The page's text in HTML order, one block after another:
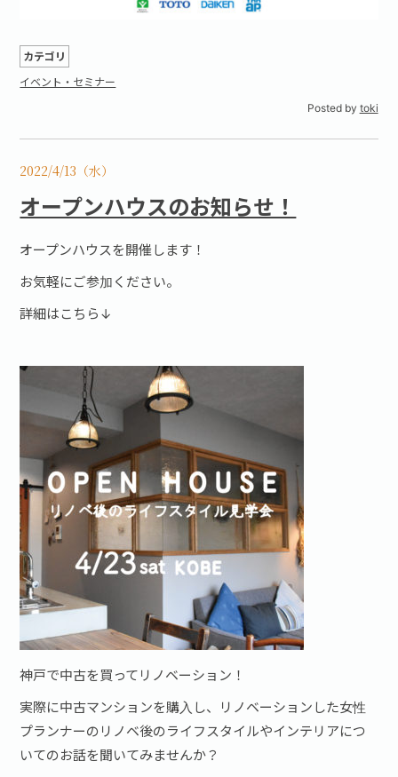
カテゴリ
イベント・セミナー
Posted by toki
2022/4/13（水）
オープンハウスのお知らせ！
オープンハウスを開催します！
お気軽にご参加ください。
詳細はこちら↓
神戸で中古を買ってリノベーション！
実際に中古マンションを購入し、リノベーションした女性
プランナーのリノベ後のライフスタイルやインテリアにつ
いてのお話を聞いてみませんか？